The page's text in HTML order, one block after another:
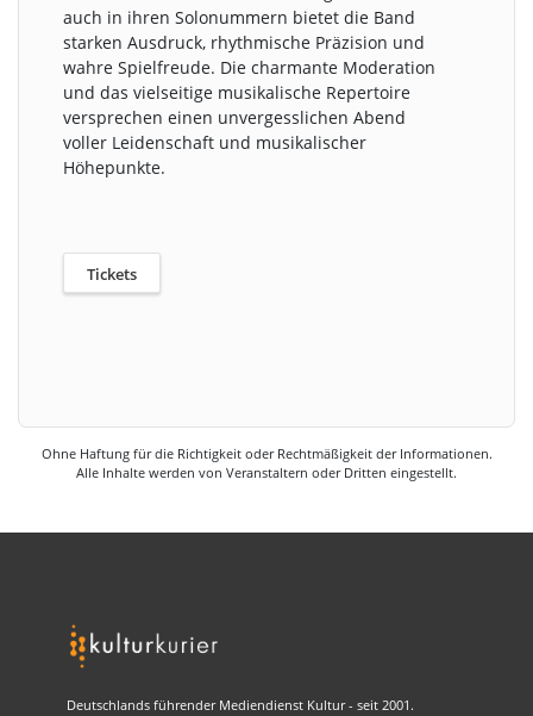
auch in ihren Solonummern bietet die Band
starken Ausdruck, rhythmische Präzision und
wahre Spielfreude. Die charmante Moderation
und das vielseitige musikalische Repertoire
versprechen einen unvergesslichen Abend
voller Leidenschaft und musikalischer
Höhepunkte.
Tickets
Ohne Haftung für die Richtigkeit oder Rechtmäßigkeit der Informationen.
Alle Inhalte werden von Veranstaltern oder Dritten eingestellt.
Deutschlands führender Mediendienst Kultur - seit 2001.